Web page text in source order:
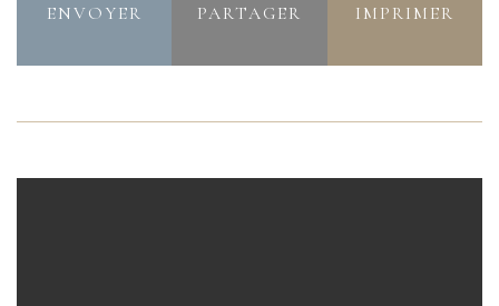
ENVOYER PARTAGER IMPRIMER